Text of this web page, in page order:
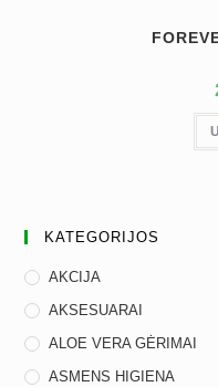
KATEGORIJOS
AKCIJA
AKSESUARAI
ALOE VERA GĖRIMAI
ASMENS HIGIENA